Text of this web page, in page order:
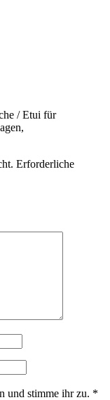
/ Etui für
Erforderliche
und stimme ihr zu. *